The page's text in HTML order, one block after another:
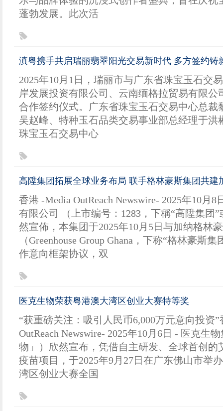
蓬勃发展。此次活
滇粤携手共启瑞丽翡翠阳光交易新时代 多方签约铸
2025年10月1日，瑞丽市与广东省珠宝玉石交
岸发展投资有限公司、云南缅格拉贸易有限公
合作签约仪式。广东省珠宝玉石交易中心总裁
吴赵峰、特种玉石品类交易事业部总经理于洪
珠宝玉石交易中心
高陞集团拓展全球业务布局 联手格林豪斯集团共建
香港 -Media OutReach Newswire- 2025年10月
有限公司 （上市编号：1283，下稱“高陞集团”
然宣佈，本集团于2025年10月5日与加纳格林
（Greenhouse Group Ghana，下称“格林豪斯
作意向框架协议，双
医克生物荣获粤港澳大湾区创业大赛特等奖
“获重磅关注：吸引人民币6,000万元意向投资”
OutReach Newswire- 2025年10月6日 - 医克生
物」）欣然宣布，凭借自主研发、全球首创的
疫苗项目，于2025年9月27日在广东佛山市举
湾区创业大赛全国